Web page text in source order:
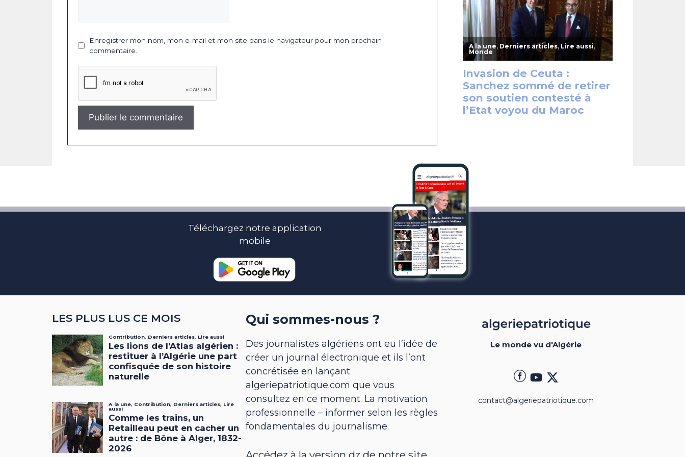
Enregistrer mon nom, mon e-mail et mon site dans le navigateur pour mon prochain
commentaire.
Téléchargez notre application
mobile
LES PLUS LUS CE MOIS Qui sommes-nous ?
Des journalistes algériens ont eu l’idée de
créer un journal électronique et ils l’ont
concrétisée en lançant
algeriepatriotique.com que vous
consultez en ce moment. La motivation
professionnelle – informer selon les règles
fondamentales du journalisme.
Le monde vu d'Algérie
contact@algeriepatriotique.com